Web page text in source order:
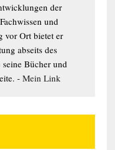
der
und
vor Ort bietet er
abseits des
seine Bücher und
-Mein Link